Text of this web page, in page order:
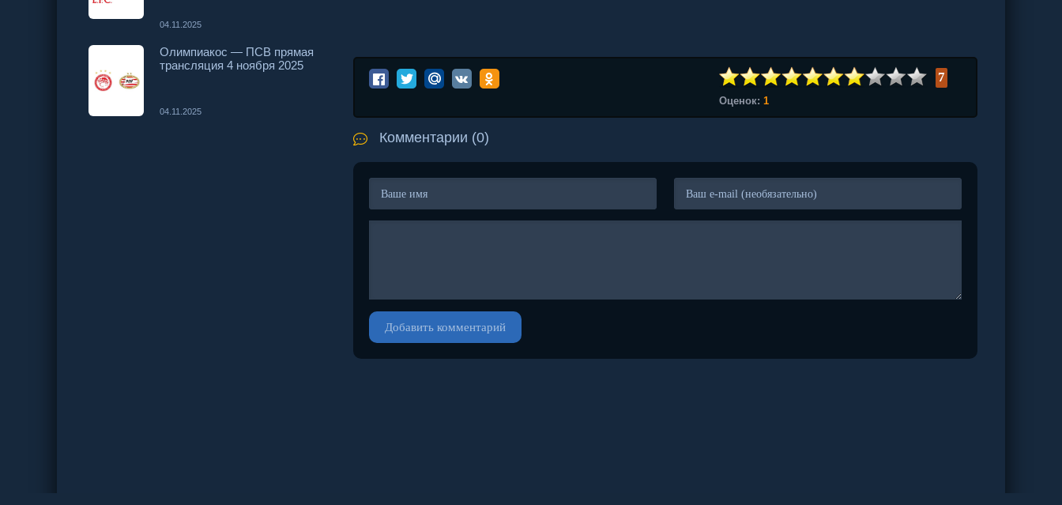
04.11.2025
Олимпиакос — ПСВ прямая
трансляция 4 ноября 2025
04.11.2025
7
Оценок: 1
Комментарии (0)
Добавить комментарий